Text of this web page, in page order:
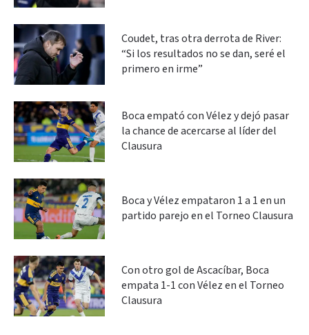
Coudet, tras otra derrota de River:
“Si los resultados no se dan, seré el
primero en irme”
Boca empató con Vélez y dejó pasar
la chance de acercarse al líder del
Clausura
Boca y Vélez empataron 1 a 1 en un
partido parejo en el Torneo Clausura
Con otro gol de Ascacíbar, Boca
empata 1-1 con Vélez en el Torneo
Clausura